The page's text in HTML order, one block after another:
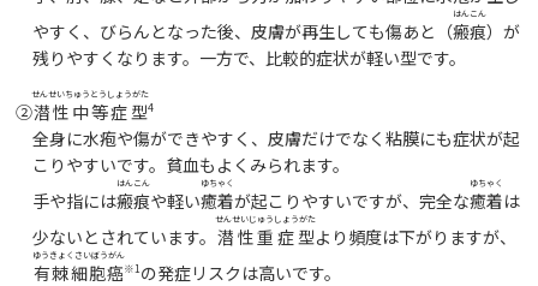
やすく、びらんとなった後、皮膚が再生しても傷あと（瘢痕
はんこん
）が
残りやすくなります。一方で、比較的症状が軽い型です。
②潜性中等症型
せんせいちゅうとうしょうがた
4
全身に水疱や傷ができやすく、皮膚だけでなく粘膜にも症状が起
こりやすいです。貧血もよくみられます。
手や指には瘢痕
はんこん
や軽い癒着
ゆちゃく
が起こりやすいですが、完全な癒着
ゆちゃく
は
少ないとされています。 潜性重症型
せんせいじゅうしょうがた
より頻度は下がりますが、
有棘細胞癌
ゆうきょくさいぼうがん
※1 の発症リスクは高いです。